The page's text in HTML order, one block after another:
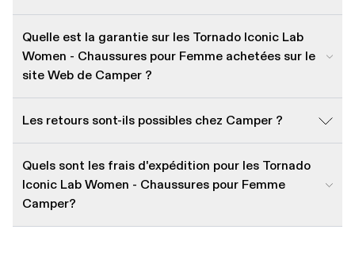
Quelle est la garantie sur les Tornado Iconic Lab
Women - Chaussures pour Femme achetées sur le
site Web de Camper ?
Les retours sont-ils possibles chez Camper ?
Quels sont les frais d'expédition pour les Tornado
Iconic Lab Women - Chaussures pour Femme
Camper?